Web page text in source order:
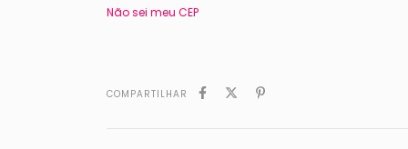
Não sei meu CEP
COMPARTILHAR